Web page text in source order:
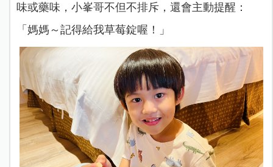
味或藥味，小峯哥不但不排斥，還會主動提醒：
「媽媽～記得給我草莓錠喔！」